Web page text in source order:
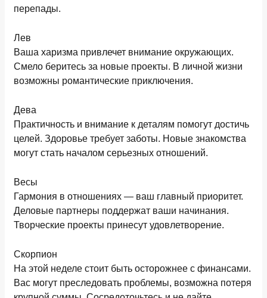
перепады.
Лев
Ваша харизма привлечет внимание окружающих.
Смело беритесь за новые проекты. В личной жизни
возможны романтические приключения.
Дева
Практичность и внимание к деталям помогут достичь
целей. Здоровье требует заботы. Новые знакомства
могут стать началом серьезных отношений.
Весы
Гармония в отношениях — ваш главный приоритет.
Деловые партнеры поддержат ваши начинания.
Творческие проекты принесут удовлетворение.
Скорпион
На этой неделе стоит быть осторожнее с финансами.
Вас могут преследовать проблемы, возможна потеря